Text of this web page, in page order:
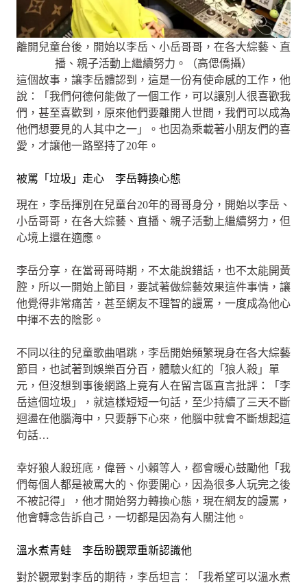
離開兒童台後，開始以李岳、小岳哥哥，在各大綜藝、直
播、親子活動上繼續努力。（高偲僑攝）
這個故事，讓李岳體認到，這是一份有使命感的工作，他
說：「我們何德何能做了一個工作，可以讓別人很喜歡我
們，甚至喜歡到，原來他們要離開人世間，我們可以成為
他們想要見的人其中之一」。也因為乘載著小朋友們的喜
愛，才讓他一路堅持了20年。
被罵「垃圾」走心 李岳轉換心態
現在，李岳揮別在兒童台20年的哥哥身分，開始以李岳、
小岳哥哥，在各大綜藝、直播、親子活動上繼續努力，但
心境上還在適應。
李岳分享，在當哥哥時期，不太能說錯話，也不太能開黃
腔，所以一開始上節目，要試著做綜藝效果這件事情，讓
他覺得非常痛苦，甚至網友不理智的謾罵，一度成為他心
中揮不去的陰影。
不同以往的兒童歌曲唱跳，李岳開始頻繁現身在各大綜藝
節目，也試著到娛樂百分百，體驗火紅的「狼人殺」單
元，但沒想到事後網路上竟有人在留言區直言批評：「李
岳這個垃圾」，就這樣短短一句話，至少持續了三天不斷
迴盪在他腦海中，只要靜下心來，他腦中就會不斷想起這
句話…
幸好狼人殺班底，偉晉、小賴等人，都會暖心鼓勵他「我
們每個人都是被罵大的、你要開心，因為很多人玩完之後
不被記得」，他才開始努力轉換心態，現在網友的謾罵，
他會轉念告訴自己，一切都是因為有人關注他。
溫水煮青蛙 李岳盼觀眾重新認識他
對於觀眾對李岳的期待，李岳坦言：「我希望可以溫水煮